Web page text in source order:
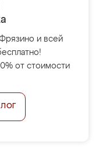
и всей
от стоимости